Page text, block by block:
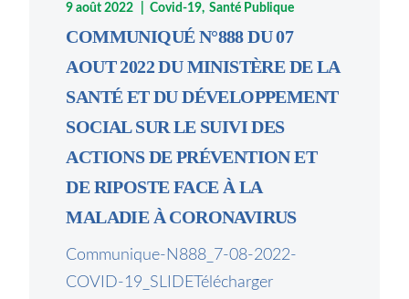
9 août 2022 Covid-19 Santé Publique
COMMUNIQUÉ N°888 DU 07
AOUT 2022 DU MINISTÈRE DE LA
SANTÉ ET DU DÉVELOPPEMENT
SOCIAL SUR LE SUIVI DES
ACTIONS DE PRÉVENTION ET
DE RIPOSTE FACE À LA
MALADIE À CORONAVIRUS
Communique-N888_7-08-2022-
COVID-19_SLIDETélécharger